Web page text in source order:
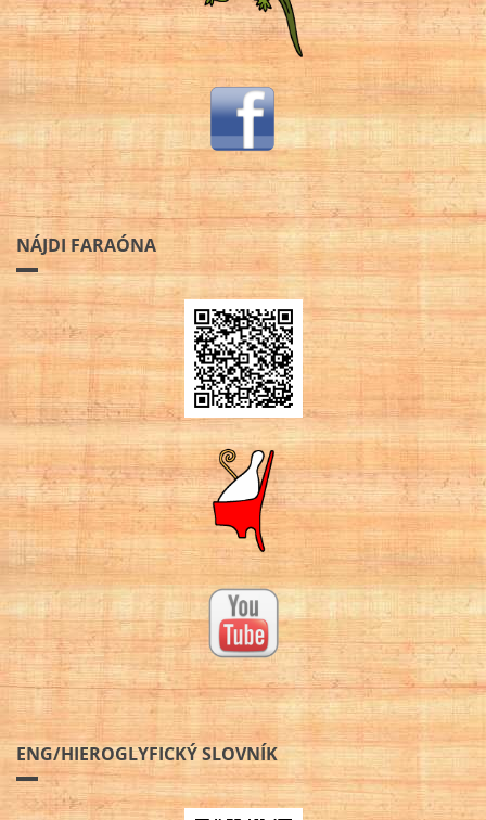
NÁJDI FARAÓNA
ENG/HIEROGLYFICKÝ SLOVNÍK